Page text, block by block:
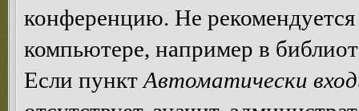
конференцию. Не
компьютере, например в
Если пункт Автоматически